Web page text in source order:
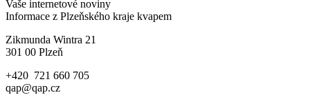
Vaše internetové noviny
Informace z Plzeňského kraje kvapem
Zikmunda Wintra 21
301 00 Plzeň
+420 721 660 705
qap@qap.cz